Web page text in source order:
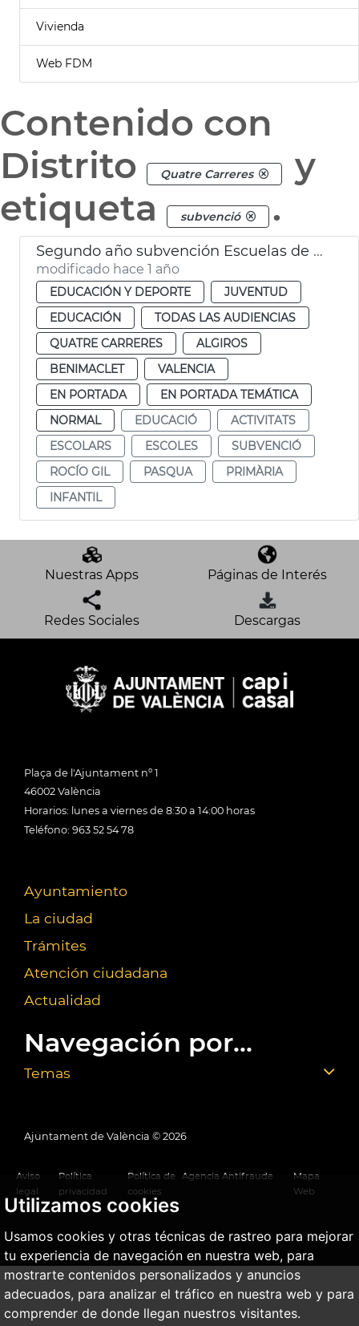
Utilizamos cookies
Usamos cookies y otras técnicas de rastreo para mejorar
tu experiencia de navegación en nuestra web, para
mostrarte contenidos personalizados y anuncios
adecuados, para analizar el tráfico en nuestra web y para
comprender de donde llegan nuestros visitantes.
Vivienda
Web FDM
Contenido con
Distrito
Quatre Carreres
y
etiqueta
subvenció .
Segundo año subvención Escuelas de Pascua 2025
modificado hace 1 año
EDUCACIÓN Y DEPORTE
JUVENTUD
EDUCACIÓN
TODAS LAS AUDIENCIAS
QUATRE CARRERES
ALGIROS
BENIMACLET
VALENCIA
EN PORTADA
EN PORTADA TEMÁTICA
NORMAL
EDUCACIÓ
ACTIVITATS
ESCOLARS
ESCOLES
SUBVENCIÓ
ROCÍO GIL
PASQUA
PRIMÀRIA
INFANTIL
Nuestras Apps Páginas de Interés
Redes Sociales Descargas
Plaça de l'Ajuntament nº 1
46002 València
Horarios: lunes a viernes de 8:30 a 14:00 horas
Teléfono: 963 52 54 78
Ayuntamiento
La ciudad
Trámites
Atención ciudadana
Actualidad
Navegación por...
Temas
Ajuntament de València © 2026
Aviso
legal
Política
privacidad
Política de
cookies
Agencia Antifraude
Mapa
Web